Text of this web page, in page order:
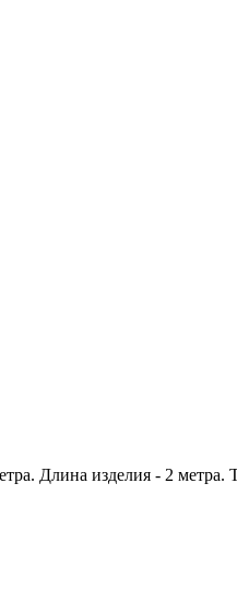
Длина изделия - 2 метра.